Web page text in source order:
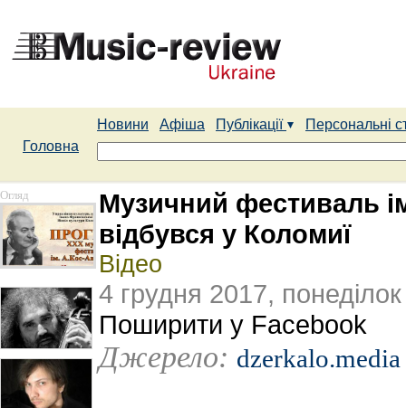
Новини Афіша Публікації
Персональні
Головна
Огляд
Музичний фестиваль
відбувся у Коломиї
Відео
4 грудня 2017, понеділок
Поширити у Facebook
Джерело: dzerkalo.media